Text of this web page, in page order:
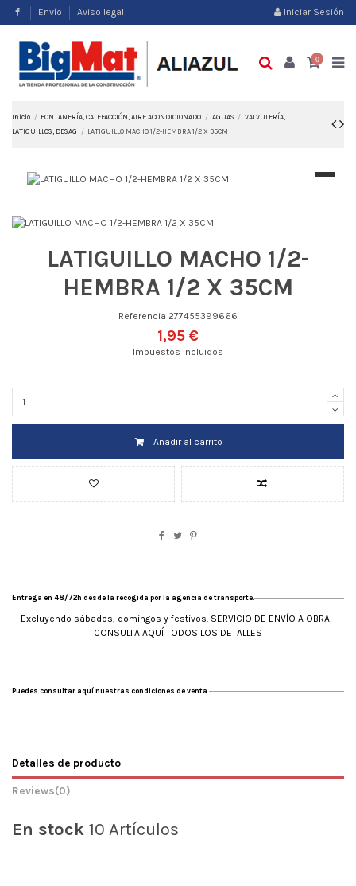
Envío Aviso legal Iniciar Sesión
0
Inicio FONTANERÍA, CALEFACCIÓN, AIRE ACONDICIONADO AGUAS
VALVULERÍA,
LATIGUILLOS, DESAG
LATIGUILLO MACHO 1/2-HEMBRA 1/2 X 35CM
LATIGUILLO MACHO 1/2-
HEMBRA 1/2 X 35CM
Referencia 277455399666
1,95 €
Impuestos incluidos
Añadir al carrito
Entrega en 48/72h desde la recogida por la agencia de transporte.
Excluyendo sábados, domingos y festivos. SERVICIO DE ENVÍO A OBRA -
CONSULTA AQUÍ TODOS LOS DETALLES
Puedes consultar aquí nuestras condiciones de venta.
Detalles de producto
Reviews(0)
En stock 10 Artículos